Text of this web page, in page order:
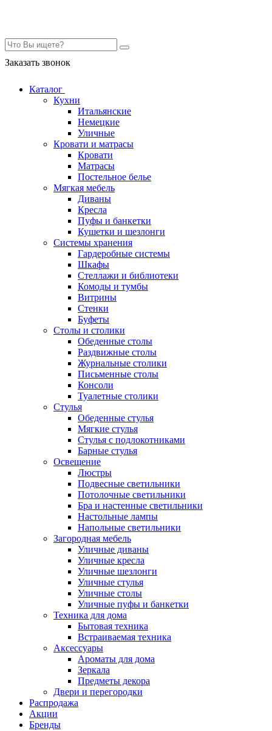
Заказать звонок
Каталог
Кухни
Итальянские
Немецкие
Уличные
Кровати и матрасы
Кровати
Матрасы
Постельное белье
Мягкая мебель
Диваны
Кресла
Пуфы и банкетки
Кушетки и шезлонги
Системы хранения
Гардеробные системы
Шкафы
Стеллажи и библиотеки
Комоды и тумбы
Витрины
Стенки
Буфеты
Столы и столики
Обеденные столы
Раздвижные столы
Журнальные столики
Письменные столы
Консоли
Туалетные столики
Стулья
Обеденные стулья
Мягкие стулья
Стулья с подлокотниками
Барные стулья
Освещение
Люстры
Подвесные светильники
Потолочные светильники
Бра и настенные светильники
Настольные лампы
Напольные светильники
Загородная мебель
Уличные диваны
Уличные кресла
Уличные шезлонги
Уличные стулья
Уличные столы
Уличные пуфы и банкетки
Техника для дома
Бытовая техника
Встраиваемая техника
Аксессуары
Ароматы для дома
Зеркала
Предметы декора
Двери и перегородки
Распродажа
Акции
Бренды